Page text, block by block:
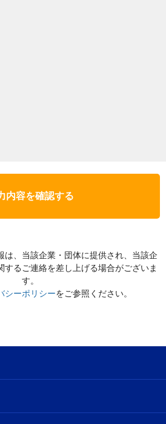
内容を確認する
は、当該企業・団体に提供され、当該企
するご連絡を差し上げる場合がございま
す。
シーポリシーをご参照ください。